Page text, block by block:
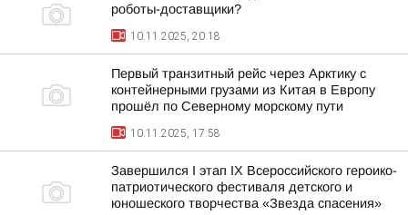
роботы-доставщики?
10.11.2025, 20:18
Первый транзитный рейс через Арктику с
контейнерными грузами из Китая в Европу
прошёл по Северному морскому пути
10.11.2025, 17:58
Завершился I этап IX Всероссийского героико-
патриотического фестиваля детского и
юношеского творчества «Звезда спасения»